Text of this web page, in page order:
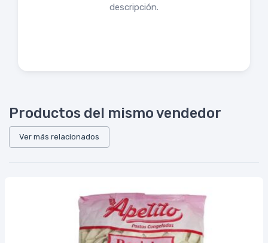
descripción.
Productos del mismo vendedor
Ver más relacionados